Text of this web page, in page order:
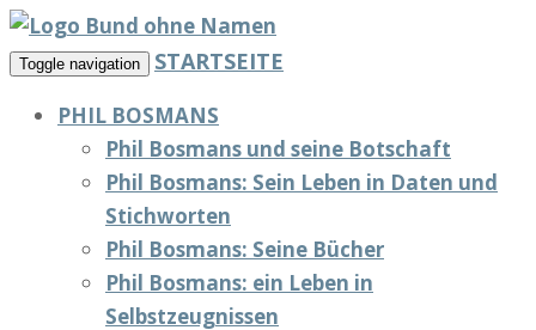
Toggle navigation STARTSEITE
PHIL BOSMANS
Phil Bosmans und seine Botschaft
Phil Bosmans: Sein Leben in Daten und
Stichworten
Phil Bosmans: Seine Bücher
Phil Bosmans: ein Leben in
Selbstzeugnissen